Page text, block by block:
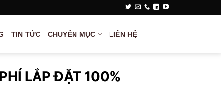
TIN TỨC CHUYÊN MỤC LIÊN HỆ
LẮP ĐẶT 100%